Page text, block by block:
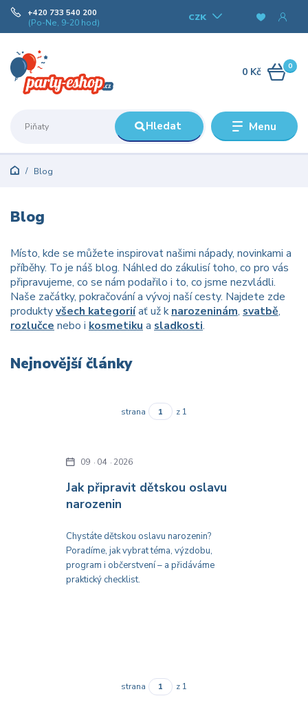
Menu
CZK
Hledat
+420 733 540 200
(Po-Ne, 9-20 hod)
0
0 Kč
Blog
Blog
Místo, kde se můžete inspirovat našimi nápady, novinkami a
příběhy. To je náš blog. Náhled do zákulisí toho, co pro vás
připravujeme, co se nám podařilo i to, co jsme nezvládli.
Naše začátky, pokračování a vývoj naší cesty. Najdete zde
produktyvšech kategoriíať už knarozeninám, svatbě,
rozlučce nebo i kosmetiku a sladkosti.
Nejnovější články
strana z 1
Jak připravit dětskou oslavu
narozenin
09 04 2026
Chystáte dětskou oslavu narozenin?
Poradíme, jak vybrat téma, výzdobu,
program i občerstvení – a přidáváme
praktický checklist.
strana z 1